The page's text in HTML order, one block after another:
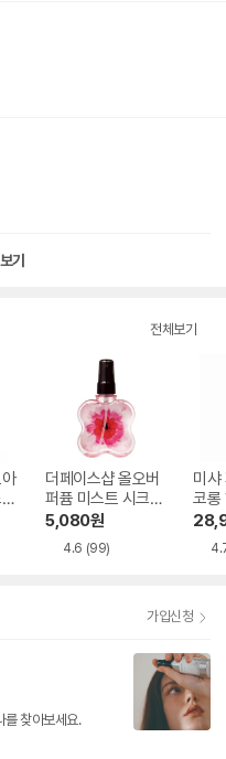
기
전체보기
더페이스샵 올오버
퍼퓸 미스트 시크릿
블룸 120ml
5,080원
4.6 (99)
미샤
코롱
ml
가입신청
를 찾아보세요.